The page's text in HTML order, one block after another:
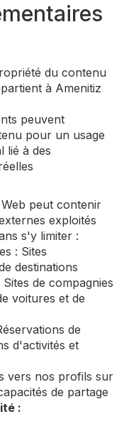
du contenu
à Amenitiz
peuvent
pour un usage
lié à des
peut contenir
exploités
s'y limiter :
: Sites
destinations
de compagnies
voitures et de
de
d'activités et
vers nos profils sur
de partage
: